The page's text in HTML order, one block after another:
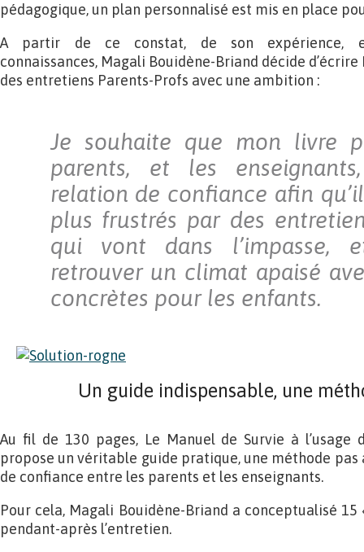
pédagogique, un plan personnalisé est mis en place
A partir de ce constat, de son expérience,
connaissances, Magali Bouidène-Briand décide d’écrire
des entretiens Parents-Profs avec une ambition :
Je souhaite que mon livre
parents, et les
relation de confiance afin
plus frustrés par des
qui vont dans l’impasse,
retrouver un climat apaisé
concrètes pour les enfants.
Un guide indispensable, une
Au fil de 130 pages, Le Manuel de Survie à l’usage
propose un véritable guide pratique, une méthode
de confiance entre les parents et les enseignants.
Pour cela, Magali Bouidène-Briand a conceptualisé 15
pendant-après l’entretien.